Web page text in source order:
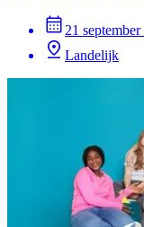
21
Landelijk